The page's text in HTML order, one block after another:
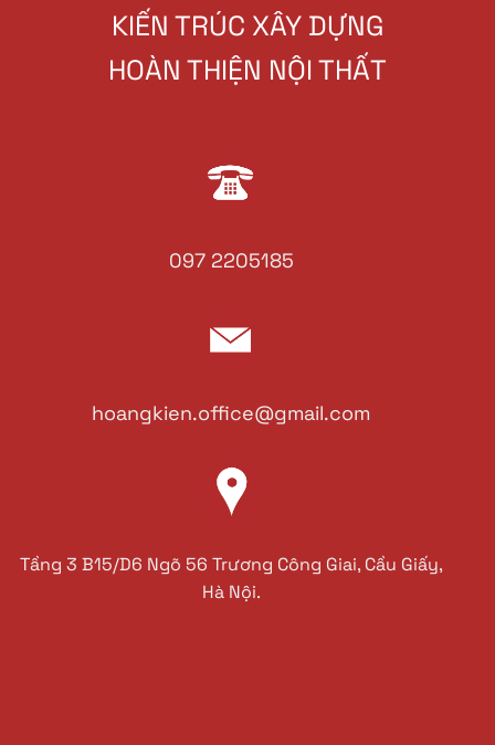
KIẾN TRÚC XÂY DỰNG
HOÀN THIỆN NỘI THẤT
097 2205185
hoangkien.office@gmail.com
Tầng 3 B15/D6 Ngõ 56 Trương Công Giai, Cầu Giấy,
Hà Nội.